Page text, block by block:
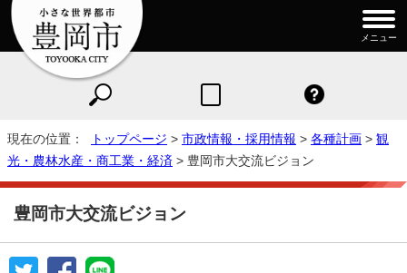
メニュー
現在の位置： トップページ > 市政情報・採用情報 > 各種計画 > 観
光・農林水産・商工業・経済 > 豊岡市大交流ビジョン
豊岡市大交流ビジョン